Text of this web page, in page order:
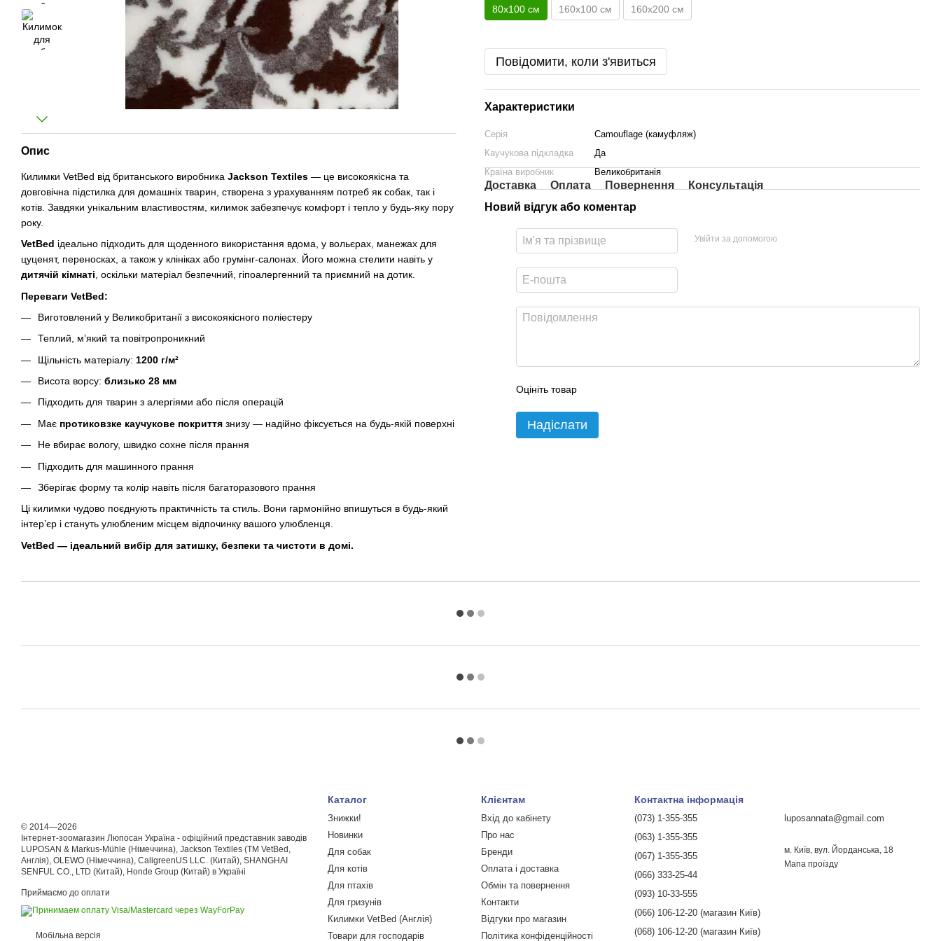
Опис
Килимки VetBed від британського виробника Jackson Textiles — це високоякісна та
довговічна підстилка для домашніх тварин, створена з урахуванням потреб як собак, так і
котів. Завдяки унікальним властивостям, килимок забезпечує комфорт і тепло у будь-яку пору
року.
VetBed ідеально підходить для щоденного використання вдома, у вольєрах, манежах для
цуценят, переносках, а також у клініках або грумінг-салонах. Його можна стелити навіть у
дитячій кімнаті , оскільки матеріал безпечний, гіпоалергенний та приємний на дотик.
Переваги VetBed:
Виготовлений у Великобританії з високоякісного поліестеру
Теплий, м’який та повітропроникний
Щільність матеріалу: 1200 г/м²
Висота ворсу: близько 28 мм
Підходить для тварин з алергіями або після операцій
Має протиковзке каучукове покриття знизу — надійно фіксується на будь-якій поверхні
Не вбирає вологу, швидко сохне після прання
Підходить для машинного прання
Зберігає форму та колір навіть після багаторазового прання
Ці килимки чудово поєднують практичність та стиль. Вони гармонійно впишуться в будь-який
інтер’єр і стануть улюбленим місцем відпочинку вашого улюбленця.
VetBed — ідеальний вибір для затишку, безпеки та чистоти в домі.
80х100 см 160х100 см 160х200 см
Повідомити, коли з'явиться
Характеристики
Серія
Camouflage (камуфляж)
Каучукова підкладка
Да
Країна виробник
Великобританія
Доставка Оплата Повернення
Консультація
Новий відгук або коментар
Увійти за допомогою
Оцініть товар
Надіслати
© 2014—2026
Інтернет-зоомагазин Люпосан Україна - офіційний представник заводів
LUPOSAN & Markus-Mühle (Німеччина), Jackson Textiles (ТМ VetBed,
Англія), OLEWO (Німеччина), CaligreenUS LLC. (Китай), SHANGHAI
SENFUL CO., LTD (Китай), Honde Group (Китай) в Україні
Приймаємо до оплати
Мобільна версія
Каталог
Знижки!
Новинки
Для собак
Для котів
Для птахів
Для гризунів
Килимки VetBed (Англія)
Товари для господарів
Клієнтам
Вхід до кабінету
Про нас
Бренди
Оплата і доставка
Обмін та повернення
Контакти
Відгуки про магазин
Політика конфіденційності
Контактна інформація
(073) 1-355-355
(063) 1-355-355
(067) 1-355-355
(066) 333-25-44
(093) 10-33-555
(066) 106-12-20 (магазин Київ)
(068) 106-12-20 (магазин Київ)
luposannata@gmail.com
м. Київ, вул. Йорданська, 18
Мапа проїзду